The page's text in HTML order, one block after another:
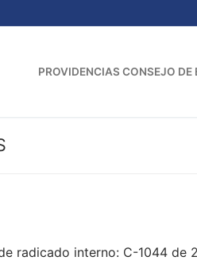
PROVIDENCIAS CONSEJO DE
radicado interno: C-1044